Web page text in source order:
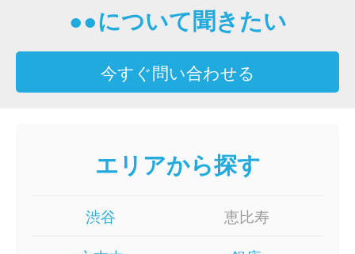
●●について聞きたい
今すぐ問い合わせる
エリアから探す
渋谷
恵比寿